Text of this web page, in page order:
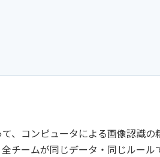
、コンピュータによる画像認識
チームが同じデータ・同じルー